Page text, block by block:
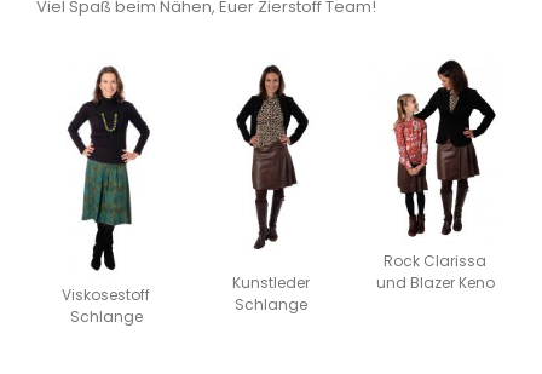
Viel Spaß beim Nähen, Euer Zierstoff Team!
Viskosestoff
Schlange
Kunstleder
Schlange
Rock Clarissa
und Blazer Keno